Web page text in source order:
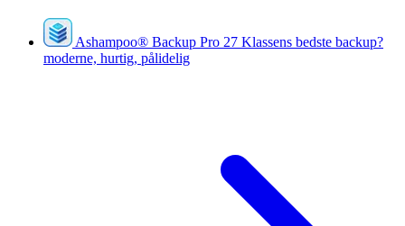
Ashampoo® Backup Pro 27 Klassens bedste backup?
moderne, hurtig, pålidelig